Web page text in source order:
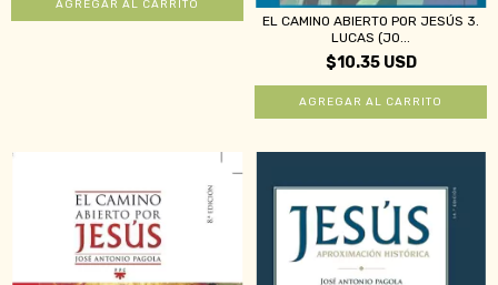
EL CAMINO ABIERTO POR JESÚS 3.
LUCAS (JO...
$10.35 USD